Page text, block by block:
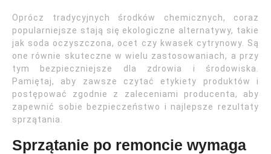
Oprócz tradycyjnych środków chemicznych, coraz
popularniejsze stają się ekologiczne alternatywy, takie
jak soda oczyszczona, ocet czy kwasek cytrynowy. Są
one równie skuteczne w wielu zastosowaniach, a przy
tym bezpieczniejsze dla zdrowia i środowiska.
Pamiętaj, aby zawsze czytać etykiety produktów i
postępować zgodnie z zaleceniami producenta, aby
zapewnić sobie bezpieczeństwo i najlepsze rezultaty
sprzątania.
Sprzątanie po remoncie wymaga